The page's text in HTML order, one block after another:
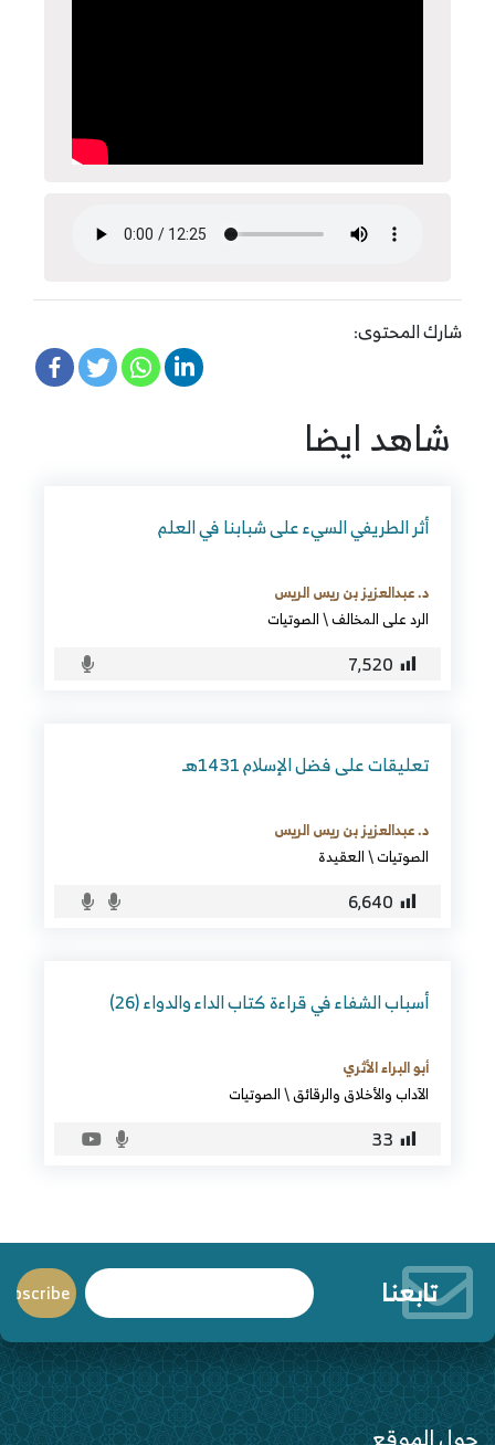
شارك المحتوى:
شاهد ايضا
أثر الطريفي السيء على شبابنا في العلم
د. عبدالعزيز بن ريس الريس
الرد على المخالف\الصوتيات
7٬520
تعليقات على فضل الإسلام 1431هـ
د. عبدالعزيز بن ريس الريس
الصوتيات\العقيدة
6٬640
أسباب الشفاء في قراءة كتاب الداء والدواء (26)
أبو البراء الأثري
الآداب والأخلاق والرقائق\الصوتيات
33
تابعنا